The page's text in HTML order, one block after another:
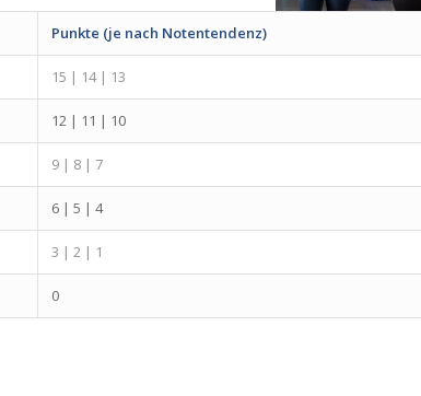
Punkte (je nach Notentendenz)
15 | 14 | 13
12 | 11 | 10
9 | 8 | 7
6 | 5 | 4
3 | 2 | 1
0